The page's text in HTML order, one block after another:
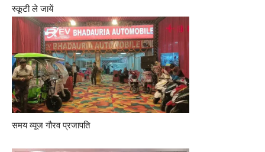
स्कूटी ले जायें
समय व्यूज गौरव प्रजापति